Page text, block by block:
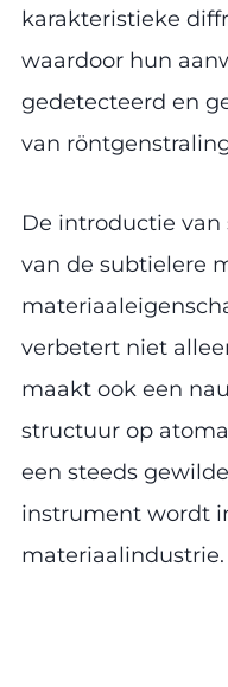
karakteristieke
waardoor hun
gedetecteerd en
van
De introductie van
van de subtielere
verbetert niet
maakt ook een
structuur op
een steeds
instrument wordt
materiaalindustrie.